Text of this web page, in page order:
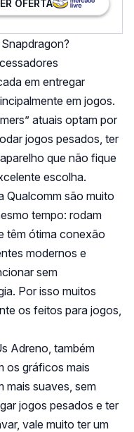
OFERTA
em entregar
em jogos.
atuais optam por
jogos pesados, ter
que não fique
escolha.
Qualcomm são muito
tempo: rodam
têm ótima conexão
modernos e
sem
Por isso muitos
os feitos para jogos,
Adreno, também
os gráficos mais
mais suaves, sem
jogos pesados e ter
vale muito ter um